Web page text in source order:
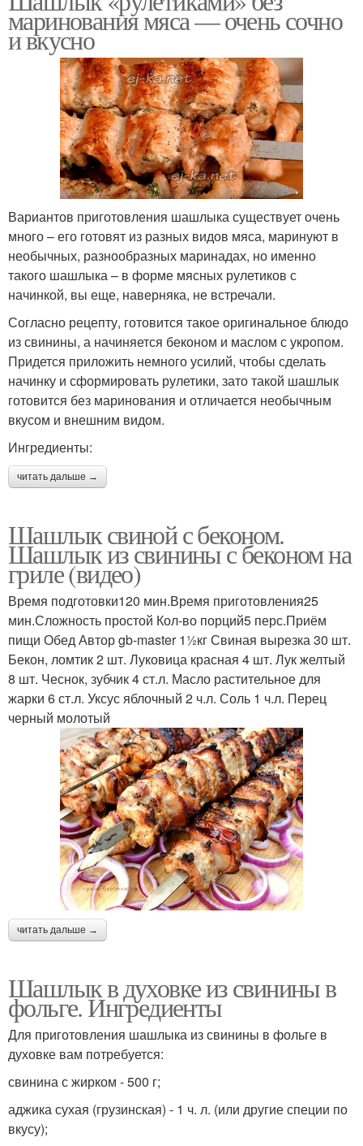
маринования мяса — очень сочно
и вкусно
Вариантов приготовления шашлыка существует очень
много – его готовят из разных видов мяса, маринуют в
необычных, разнообразных маринадах, но именно
такого шашлыка – в форме мясных рулетиков с
начинкой, вы еще, наверняка, не встречали.
Согласно рецепту, готовится такое оригинальное блюдо
из свинины, а начиняется беконом и маслом с укропом.
Придется приложить немного усилий, чтобы сделать
начинку и сформировать рулетики, зато такой шашлык
готовится без маринования и отличается необычным
вкусом и внешним видом.
Ингредиенты:
читать дальше →
Шашлык свиной с беконом.
Шашлык из свинины с беконом на
гриле (видео)
Время подготовки120 мин.Время приготовления25
мин.Сложность простой Кол-во порций5 перс.Приём
пищи Обед Автор gb-master 11⁄2кг Свиная вырезка 30 шт.
Бекон, ломтик 2 шт. Луковица красная 4 шт. Лук желтый
8 шт. Чеснок, зубчик 4 ст.л. Масло растительное для
жарки 6 ст.л. Уксус яблочный 2 ч.л. Соль 1 ч.л. Перец
черный молотый
читать дальше →
Шашлык в духовке из свинины в
фольге. Ингредиенты
Для приготовления шашлыка из свинины в фольге в
духовке вам потребуется:
свинина с жирком - 500 г;
аджика сухая (грузинская) - 1 ч. л. (или другие специи по
вкусу);